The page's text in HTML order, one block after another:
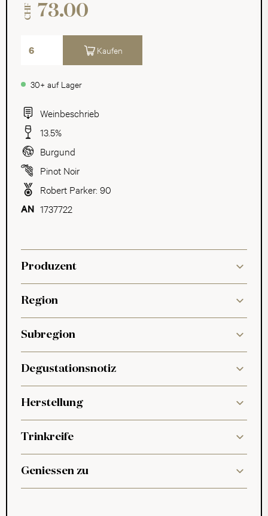
Weinbeschrieb
13.5%
Burgund
Pinot Noir
Robert Parker: 90
1737722
30+ auf Lager
CHF 73.00
Kaufen
Produzent
Region
Subregion
Degustationsnotiz
Herstellung
Trinkreife
Geniessen zu